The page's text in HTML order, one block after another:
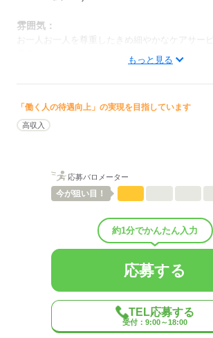
雰囲気：
お一人お一人を尊重したきめ細やかなケアサー
男女の割合 男性
しずか
配属先部署：
（男4：女6）
平均年齢
医療・介護・福祉関連
事業内容老人施設の運営
従業員数
もっと見る
「働く人の待遇向上」の実現を目指しています
高収入
応募バロメーター
今が狙い目！
約1分でかんたん入力
応募する
TEL応募する
受付：9:00～18:00